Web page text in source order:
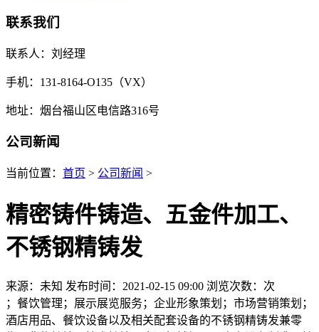
联系我们
联系人：刘经理
手机：131-8164-O135（VX）
地址：烟台福山区电信路316号
公司新闻
当前位置： 首页 > 公司新闻 >
精密铸件铸造、五金件加工、
不锈钢精铸发
来源：未知 发布时间：2021-02-15 09:00 浏览次数： 次
；餐饮管理；展示展览服务；企业形象策划；市场营销策划；
酒店用品、餐饮设备以及相关配套设备的不锈钢精铸发兼零